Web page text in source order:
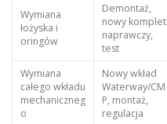
Wymiana
łożyska i
oringów
Demontaż,
nowy komplet
naprawczy,
test
Wymiana
całego wkładu
mechaniczneg
o
Nowy wkład
Waterway/CM
P, montaż,
regulacja